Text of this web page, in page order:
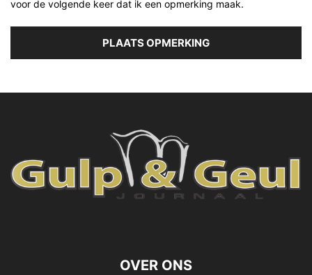
voor de volgende keer dat ik een opmerking maak.
OVER ONS